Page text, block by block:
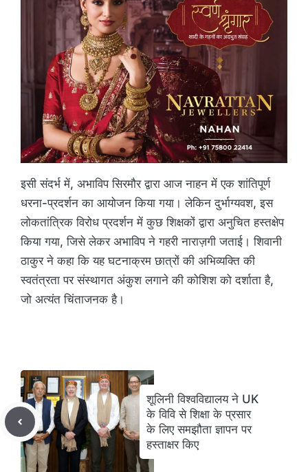
इसी संदर्भ में, अभाविप सिरमौर द्वारा आज नाहन में एक शांतिपूर्ण
धरना-प्रदर्शन का आयोजन किया गया। लेकिन दुर्भाग्यवश, इस
लोकतांत्रिक विरोध प्रदर्शन में कुछ शिक्षकों द्वारा अनुचित हस्तक्षेप
किया गया, जिसे लेकर अभाविप ने गहरी नाराज़गी जताई। शिवानी
ठाकुर ने कहा कि यह घटनाक्रम छात्रों की अभिव्यक्ति की
स्वतंत्रता पर संस्थागत अंकुश लगाने की कोशिश को दर्शाता है,
जो अत्यंत चिंताजनक है।
शूलिनी विश्वविद्यालय ने UK
के विवि से शिक्षा के प्रसार
के लिए समझौता ज्ञापन पर
हस्ताक्षर किए